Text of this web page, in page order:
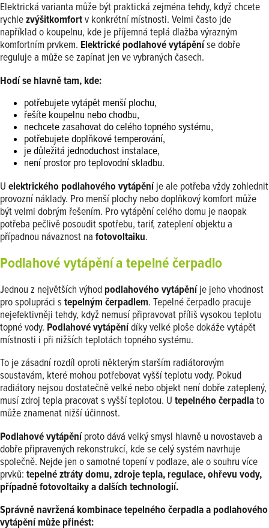
Elektrická varianta může být praktická zejména tehdy, když chcete
rychlezvýšitkomfortv konkrétní místnosti. Velmi často jde
například o koupelnu, kde je příjemná teplá dlažba výrazným
komfortním prvkem. Elektrické podlahové vytápěníse dobře
reguluje a může se zapínat jen ve vybraných časech.
Hodí se hlavně tam, kde:
potřebujete vytápět menší plochu,
řešíte koupelnu nebo chodbu,
nechcete zasahovat do celého topného systému,
potřebujete doplňkové temperování,
je důležitá jednoduchost instalace,
není prostor pro teplovodní skladbu.
U elektrického podlahového vytápěníje ale potřeba vždy zohlednit
provozní náklady. Pro menší plochy nebo doplňkový komfort může
být velmi dobrým řešením. Pro vytápění celého domu je naopak
potřeba pečlivě posoudit spotřebu, tarif, zateplení objektu a
případnou návaznost na fotovoltaiku.
Podlahové vytápění a tepelné čerpadlo
Jednou z největších výhod podlahového vytápěníje jeho vhodnost
pro spolupráci s tepelným čerpadlem. Tepelné čerpadlo pracuje
nejefektivněji tehdy, když nemusí připravovat příliš vysokou teplotu
topné vody. Podlahové vytápěnídíky velké ploše dokáže vytápět
místnosti i při nižších teplotách topného systému.
To je zásadní rozdíl oproti některým starším radiátorovým
soustavám, které mohou potřebovat vyšší teplotu vody. Pokud
radiátory nejsou dostatečně velké nebo objekt není dobře zateplený,
musí zdroj tepla pracovat s vyšší teplotou. U tepelného čerpadlato
může znamenat nižší účinnost.
Podlahové vytápěníproto dává velký smysl hlavně u novostaveb a
dobře připravených rekonstrukcí, kde se celý systém navrhuje
společně. Nejde jen o samotné topení v podlaze, ale o souhru více
prvků: tepelné ztráty domu, zdroje tepla, regulace, ohřevu vody,
případně fotovoltaiky a dalších technologií.
Správně navržená kombinace tepelného čerpadla a podlahového
vytápění může přinést: